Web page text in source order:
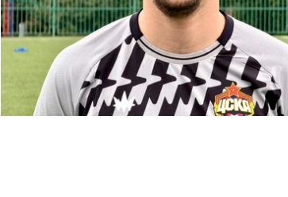
С возвращением в родной клуб, Антон
27 ИЮЛЯ 2026 14:40